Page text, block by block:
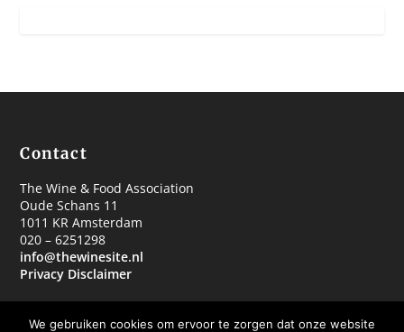
Contact
The Wine & Food Association
Oude Schans 11
1011 KR Amsterdam
020 – 6251298
info@thewinesite.nl
Privacy Disclaimer
We gebruiken cookies om ervoor te zorgen dat onze website